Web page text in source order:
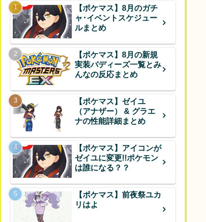
【ポケマス】8月のガチ
ャ･イベントスケジュー
ルまとめ
【ポケマス】8月の新規
実装バディーズ一覧とみ
んなの反応まとめ
【ポケマス】ゼイユ
（アナザー） & グラエ
ナの性能詳細まとめ
【ポケマス】アイコンが
ゼイユに変更!!ポケモン
は誰になる？？
【ポケマス】前夜祭ユカ
リはよ